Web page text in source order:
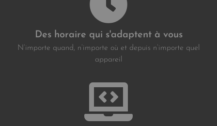
Des horaire qui s'adaptent à vous
N’importe quand, n’importe où et depuis n’importe quel
appareil